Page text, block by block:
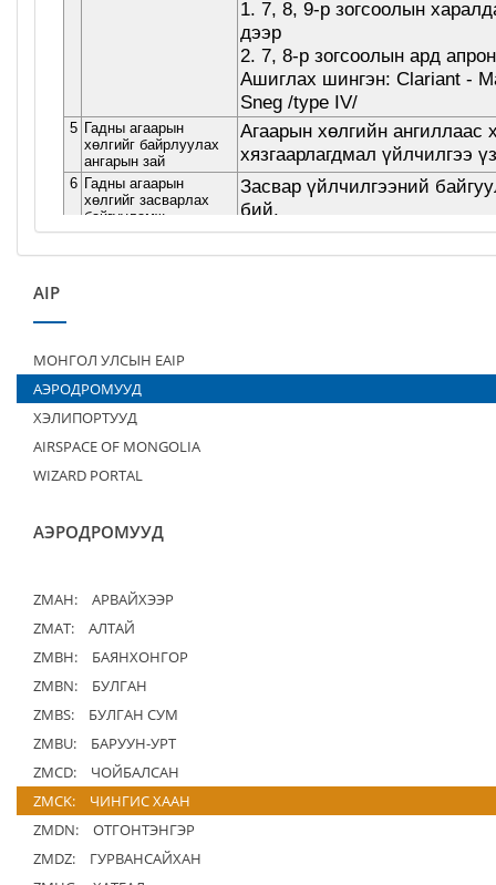
AIP
МОНГОЛ УЛСЫН EAIP
АЭРОДРОМУУД
ХЭЛИПОРТУУД
AIRSPACE OF MONGOLIA
WIZARD PORTAL
АЭРОДРОМУУД
ZMAH:
АРВАЙХЭЭР
ZMAT:
АЛТАЙ
ZMBH:
БАЯНХОНГОР
ZMBN:
БУЛГАН
ZMBS:
БУЛГАН СУМ
ZMBU:
БАРУУН-УРТ
ZMCD:
ЧОЙБАЛСАН
ZMCK:
ЧИНГИС ХААН
ZMDN:
ОТГОНТЭНГЭР
ZMDZ:
ГУРВАНСАЙХАН